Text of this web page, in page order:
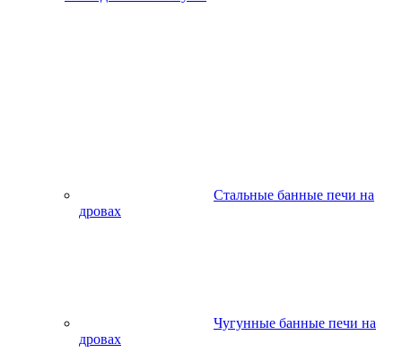
Стальные банные печи на
дровах
Чугунные банные печи на
дровах